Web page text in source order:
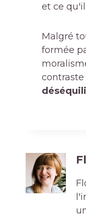
et ce
Malgré
formée